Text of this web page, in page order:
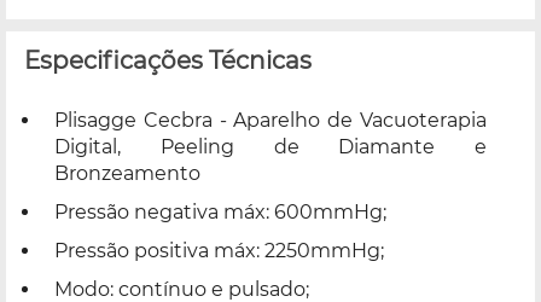
Especificações Técnicas
Plisagge Cecbra - Aparelho de Vacuoterapia
Digital, Peeling de Diamante e
Bronzeamento
Pressão negativa máx: 600mmHg;
Pressão positiva máx: 2250mmHg;
Modo: contínuo e pulsado;